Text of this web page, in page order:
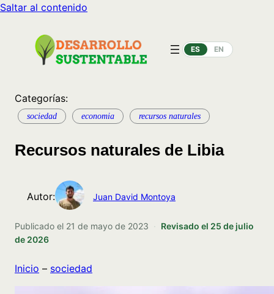
Saltar al contenido
ES EN
Categorías:
sociedad economia recursos naturales
Recursos naturales de Libia
Autor: Juan David Montoya
Publicado el 21 de mayo de 2023 · Revisado el 25 de julio
de 2026
Inicio – sociedad